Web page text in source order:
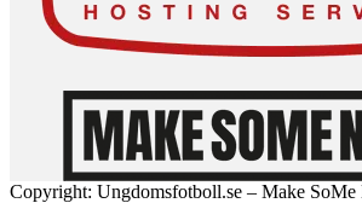
Copyright: Ungdomsfotboll.se – Make SoMe